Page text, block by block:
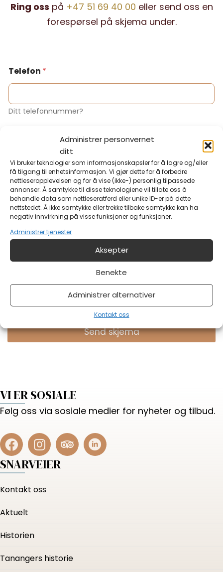
Administrer personvernet
ditt
Vi bruker teknologier som informasjonskapsler for å lagre og/eller
få tilgang til enhetsinformasjon. Vi gjør dette for å forbedre
nettleseropplevelsen og for å vise (ikke-) personlig tilpassede
annonser. Å samtykke til disse teknologiene vil tillate oss å
behandle data som nettleseratferd eller unike ID-er på dette
nettstedet. Å ikke samtykke eller trekke tilbake samtykke kan ha
negativ innvirkning på visse funksjoner og funksjoner.
Administrer tjenester
Aksepter
Benekte
Administrer alternativer
Kontakt oss
Ring oss på +47 51 69 40 00 eller send oss en
forespørsel på skjema under.
Telefon *
Ditt telefonnummer?
Din e-postadresse?
Melding
Har du noe på hjertet?
Send skjema
VI ER SOSIALE
Følg oss via sosiale medier for nyheter og tilbud.
SNARVEIER
Kontakt oss
Aktuelt
Historien
Tanangers historie